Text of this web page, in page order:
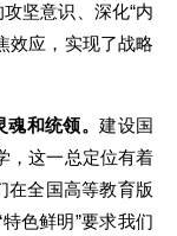
坚意识、深化“内
效应，实现了战略
魂和统领。建设国
，这一总定位有着
在全国高等教育版
色鲜明”要求我们